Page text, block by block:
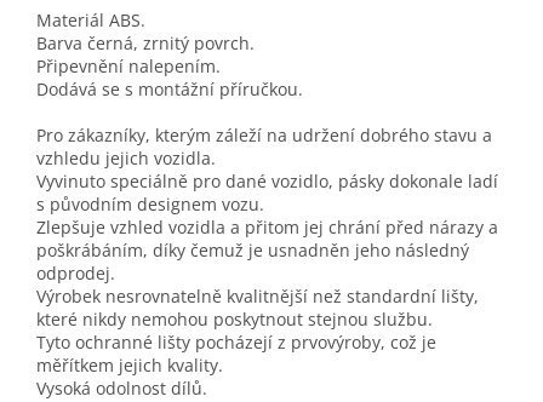
Materiál ABS.
Barva černá, zrnitý povrch.
Připevnění nalepením.
Dodává se s montážní příručkou.
Pro zákazníky, kterým záleží na udržení dobrého stavu a
vzhledu jejich vozidla.
Vyvinuto speciálně pro dané vozidlo, pásky dokonale ladí
s původním designem vozu.
Zlepšuje vzhled vozidla a přitom jej chrání před nárazy a
poškrábáním, díky čemuž je usnadněn jeho následný
odprodej.
Výrobek nesrovnatelně kvalitnější než standardní lišty,
které nikdy nemohou poskytnout stejnou službu.
Tyto ochranné lišty pocházejí z prvovýroby, což je
měřítkem jejich kvality.
Vysoká odolnost dílů.